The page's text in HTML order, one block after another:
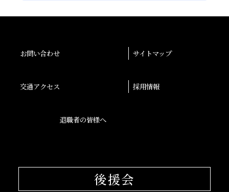
お問い合わせ サイトマップ
交通アクセス 採用情報
退職者の皆様へ
後援会